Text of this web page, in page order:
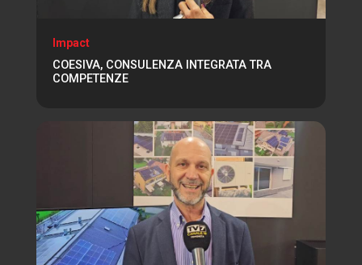
Impact
COESIVA, CONSULENZA INTEGRATA TRA
COMPETENZE